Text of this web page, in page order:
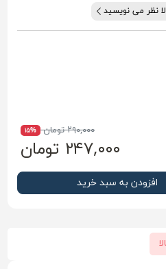
نظر می نویسید
۲۹۰,۰۰۰ تومان ۱۵%
۲۴۷,۰۰۰ تومان
افزودن به سبد خرید